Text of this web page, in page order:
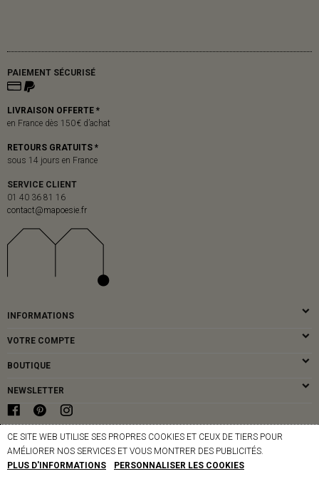
PAIEMENT SÉCURISÉ
LIVRAISON OFFERTE *
en France dès 150 € d’achat
RETOURS GRATUITS *
sous 14 jours en France
SERVICE CLIENT
01 40 36 81 16
contact@mapoesie.fr
INFORMATIONS
VOTRE COMPTE
BOUTIQUE
NEWSLETTER
© MAPOÉSIE PARIS - 2026
CE SITE WEB UTILISE SES PROPRES COOKIES ET CEUX DE TIERS POUR
AMÉLIORER NOS SERVICES ET VOUS MONTRER DES PUBLICITÉS.
PLUS D'INFORMATIONS
PERSONNALISER LES COOKIES